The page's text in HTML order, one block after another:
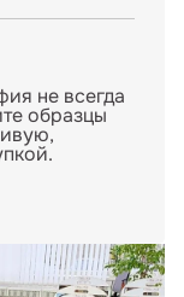
не всегда
образцы